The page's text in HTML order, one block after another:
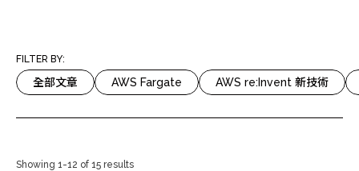
FILTER BY:
全部文章 AWS Fargate AWS re:Invent 新技術
Showing 1-12 of 15 results